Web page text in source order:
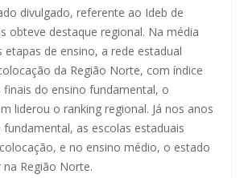
divulgado, referente ao Ideb de
obteve destaque regional. Na média
etapas de ensino, a rede estadual
da Região Norte, com índice
finais do ensino fundamental, o
liderou o ranking regional. Já nos anos
as escolas estaduais
e no ensino médio, o estado
Região Norte.